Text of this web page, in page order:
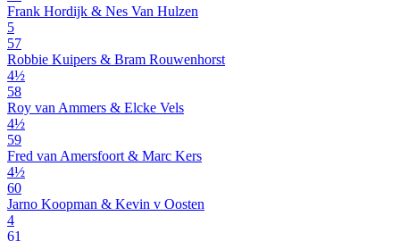
Frank Hordijk & Nes Van Hulzen
5
57
Robbie Kuipers & Bram Rouwenhorst
4½
58
Roy van Ammers & Elcke Vels
4½
59
Fred van Amersfoort & Marc Kers
4½
60
Jarno Koopman & Kevin v Oosten
4
61